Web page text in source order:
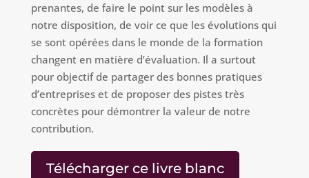
prenantes, de faire le point sur les modèles à
notre disposition, de voir ce que les évolutions qui
se sont opérées dans le monde de la formation
changent en matière d’évaluation. Il a surtout
pour objectif de partager des bonnes pratiques
d’entreprises et de proposer des pistes très
concrètes pour démontrer la valeur de notre
contribution.
Télécharger ce livre blanc